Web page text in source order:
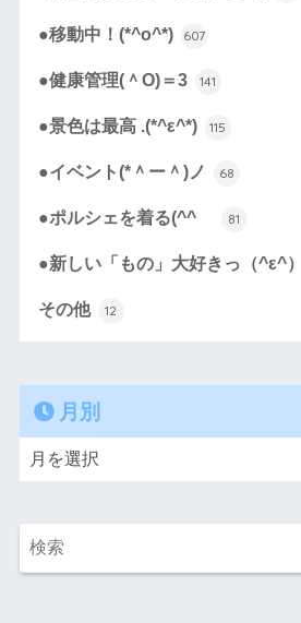
●移動中！(*^o^*) 607
●健康管理(＾O)＝3 141
●景色は最高 .(*^ε^*) 115
●イベント(*＾ー＾)ノ 68
●ポルシェを着る(^^ゞ 81
●新しい「もの」大好きっ（^ε^）
その他 12
月別